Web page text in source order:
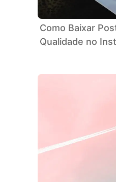
Como Baixar
Qualidade no